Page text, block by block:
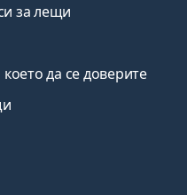
за лещи
да се доверите